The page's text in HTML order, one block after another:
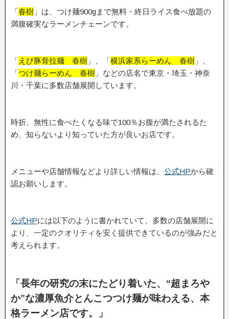
「春樹 」は、つけ麺900gまで無料・終日ライス食べ放題の
満腹確実なラーメンチェーンです。
「えび豚骨拉麺 春樹 」、「横浜家系らーめん 春樹 」、
「つけ麺らーめん 春樹 」などの店名で東京・埼玉・神奈
川・千葉に多数店舗展開しています。
時折、無性に食べたくなる味で100％お腹が満たされるた
め、知らないより知っていた方が良いお店です。
メニューや店舗情報などより詳しい情報は、 公式HPから確
認お願いします。
公式HPには以下のように書かれていて、多数の店舗展開に
より、一定のクオリティを安く提供できているのが強みだと
考えられます。
「長年の研究の末にたどり着いた、“超まろや
か”な濃厚魚介とんこつつけ麺が味わえる、本
格ラーメン店です。」